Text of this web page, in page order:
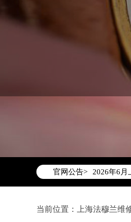
官网公告>
2026年6
2026年6月
上海市徐
上海市黄
当前位置： 上海法穆兰维